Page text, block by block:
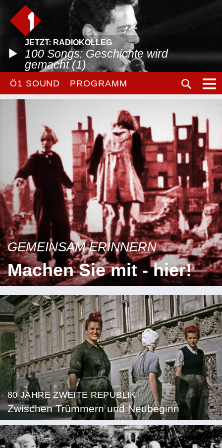
JETZT: RADIOKOLLEG
100 Songs: Geschichte wird
gemacht (1)
Ö1 SOUND PROGRAMM
GEMEINSAM ERINNERN
Machen Sie mit - hier!
80 JAHRE ZWEITE REPUBLIK
Zwischen Trümmern und Neubeginn